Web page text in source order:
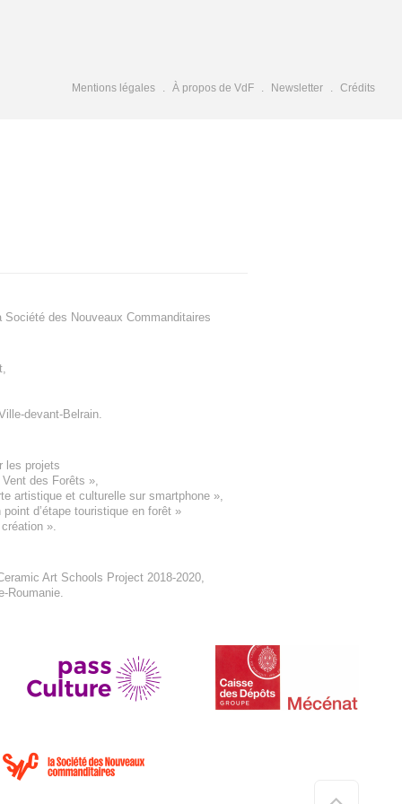
Mentions légales À propos de VdF Newsletter Crédits
Société des Nouveaux Commanditaires
,
devant-Belrain.
les projets
des Forêts »,
artistique et culturelle sur smartphone »,
point d’étape touristique en forêt »
création ».
Art Schools Project 2018-2020,
Roumanie.